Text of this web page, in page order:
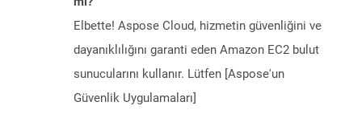
Elbette! Aspose Cloud, hizmetin güvenliğini ve
dayanıklılığını garanti eden Amazon EC2 bulut
sunucularını kullanır. Lütfen [Aspose'un
Güvenlik Uygulamaları]